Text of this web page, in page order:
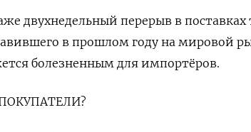
двухнедельный перерыв в поставках
в прошлом году на мировой
болезненным для импортёров.